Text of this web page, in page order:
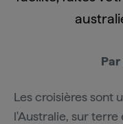
Les croisières sont
l'Australie, sur terre